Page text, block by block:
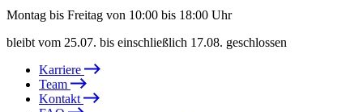
Montag bis Freitag von 10:00 bis 18:00 Uhr
bleibt vom 25.07. bis einschließlich 17.08. geschlossen
Karriere
Team
Kontakt